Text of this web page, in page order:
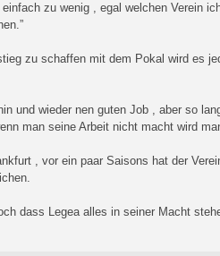
zu wenig , egal welchen Verein
zu schaffen mit dem Pokal wird es
und wieder nen guten Job , aber so
man seine Arbeit nicht macht wird
, vor ein paar Saisons hat der
dass Legea alles in seiner Macht